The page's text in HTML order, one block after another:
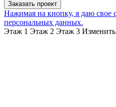
Нажимая на кнопку, я даю свое
персональных данных.
Этаж 1 Этаж 2 Этаж 3